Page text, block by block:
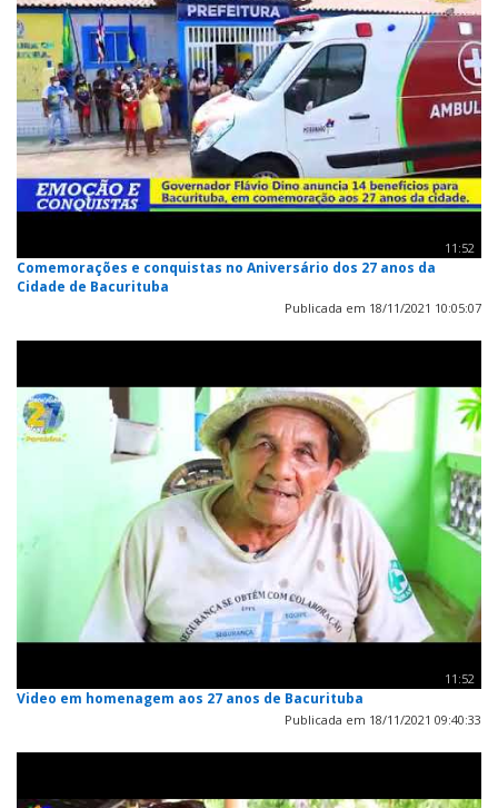
11:52
Comemorações e conquistas no Aniversário dos 27 anos da
Cidade de Bacurituba
Publicada em 18/11/2021 10:05:07
11:52
Video em homenagem aos 27 anos de Bacurituba
Publicada em 18/11/2021 09:40:33